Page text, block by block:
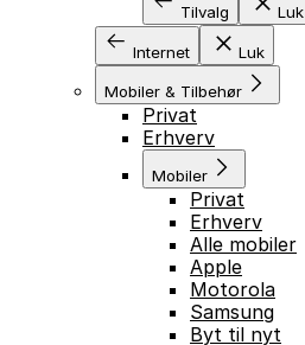
Tilvalg Luk
Internet Luk
Mobiler & Tilbehør
Privat
Erhverv
Mobiler
Privat
Erhverv
Alle mobiler
Apple
Motorola
Samsung
Byt til nyt